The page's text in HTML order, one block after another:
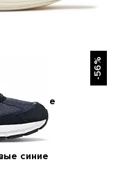
White
-56%
синие